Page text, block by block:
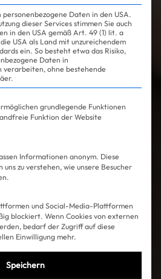
Daten in den USA.
dieser Services stimmen Sie auch
in den USA gemäß Art. 49 (1) lit. a
USA als Land mit unzureichendem
ein. So besteht etwa das Risiko,
Daten in
verarbeiten, ohne bestehende
Service-Gruppen, für die
grundlegende Funktionen
Funktion der Website
Informationen anonym. Diese
zu verstehen, wie unsere Besucher
und Social-Media-Plattformen
blockiert. Wenn Cookies von externen
bedarf der Zugriff auf diese
Einwilligung mehr.
Speichern